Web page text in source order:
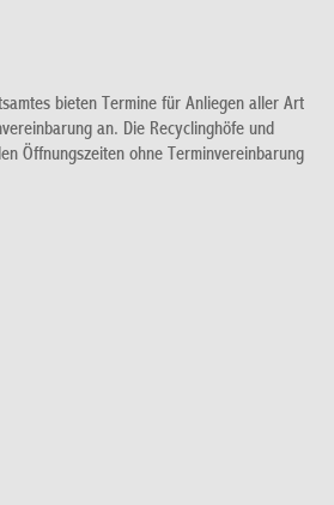
bieten Termine für Anliegen aller Art
an. Die Recyclinghöfe und
Öffnungszeiten ohne Terminvereinbarung